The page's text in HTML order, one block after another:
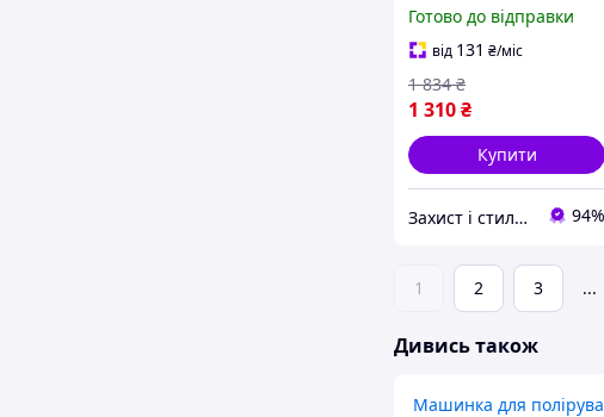
4 насадки
универсальная Sokany
MC-1457
Готово до відправки
від 131 ₴/міс
1 310₴
1 834 ₴
Купити
Захист і стиль — в одному магазині 94%
1 2 3 ...
Дивись також
Машинка для